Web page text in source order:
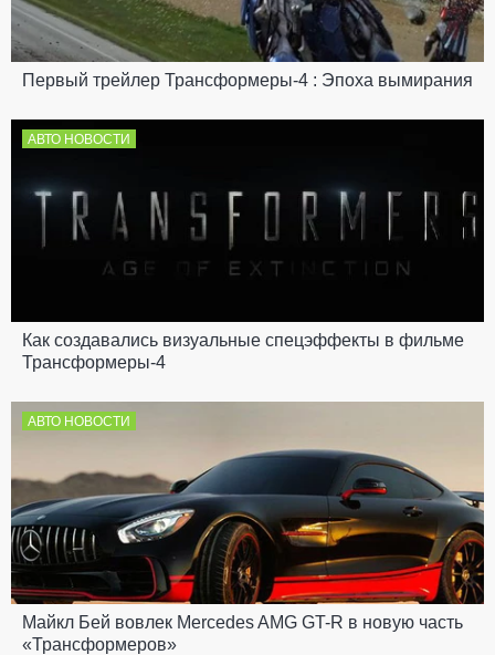
Первый трейлер Трансформеры-4 : Эпоха вымирания
АВТО НОВОСТИ
Как создавались визуальные спецэффекты в фильме
Трансформеры-4
АВТО НОВОСТИ
Майкл Бей вовлек Mercedes AMG GT-R в новую часть
«Трансформеров»